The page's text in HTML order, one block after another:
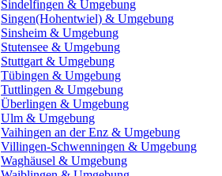
Sindelfingen & Umgebung
Singen(Hohentwiel) & Umgebung
Sinsheim & Umgebung
Stutensee & Umgebung
Stuttgart & Umgebung
Tübingen & Umgebung
Tuttlingen & Umgebung
Überlingen & Umgebung
Ulm & Umgebung
Vaihingen an der Enz & Umgebung
Villingen-Schwenningen & Umgebung
Waghäusel & Umgebung